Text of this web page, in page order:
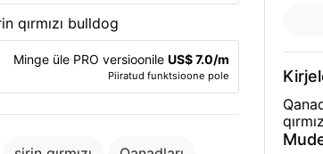
Minge üle PRO versioonile US$ 7.0/m
Piiratud funktsioone pole